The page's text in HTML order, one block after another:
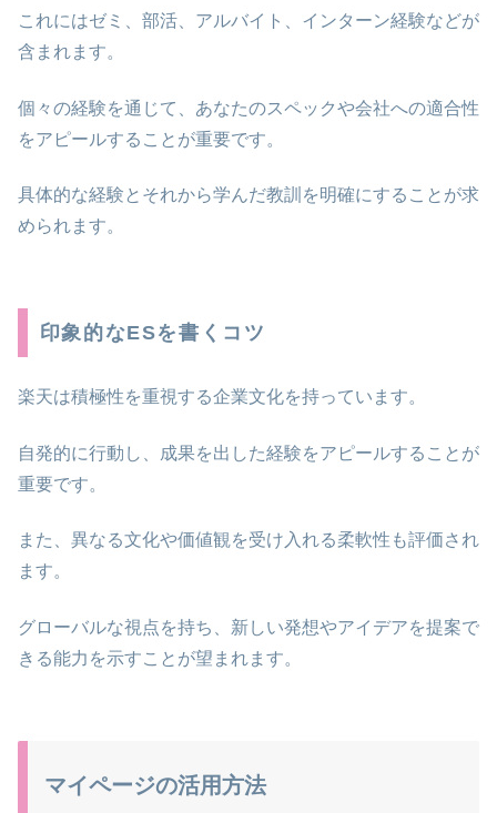
これにはゼミ、部活、アルバイト、インターン経験などが
含まれます。
個々の経験を通じて、あなたのスペックや会社への適合性
をアピールすることが重要です。
具体的な経験とそれから学んだ教訓を明確にすることが求
められます。
印象的なESを書くコツ
楽天は積極性を重視する企業文化を持っています。
自発的に行動し、成果を出した経験をアピールすることが
重要です。
また、異なる文化や価値観を受け入れる柔軟性も評価され
ます。
グローバルな視点を持ち、新しい発想やアイデアを提案で
きる能力を示すことが望まれます。
マイページの活用方法